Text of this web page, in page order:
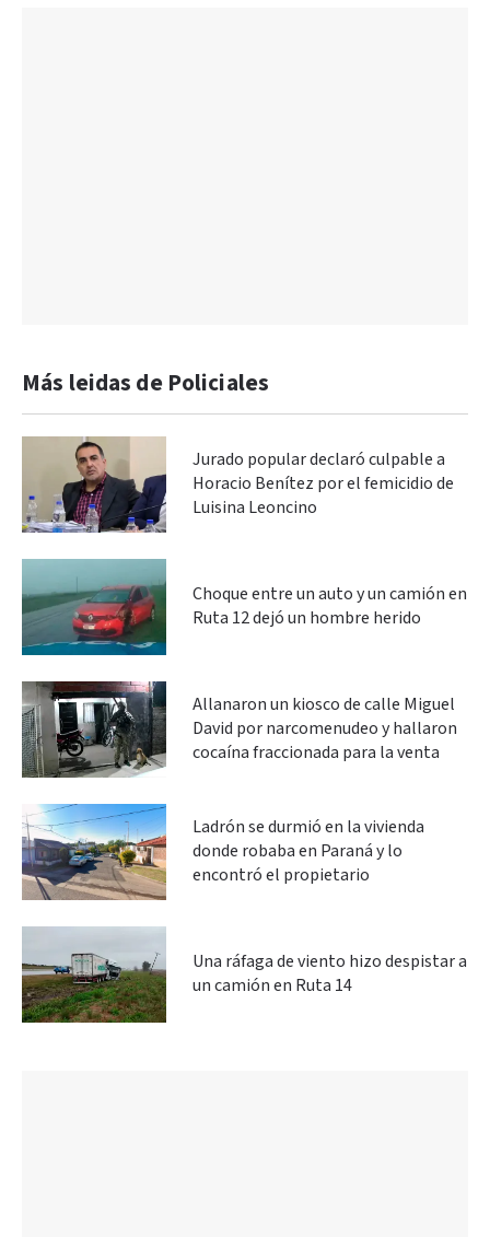
Más leidas de Policiales
Jurado popular declaró culpable a
Horacio Benítez por el femicidio de
Luisina Leoncino
Choque entre un auto y un camión en
Ruta 12 dejó un hombre herido
Allanaron un kiosco de calle Miguel
David por narcomenudeo y hallaron
cocaína fraccionada para la venta
Ladrón se durmió en la vivienda
donde robaba en Paraná y lo
encontró el propietario
Una ráfaga de viento hizo despistar a
un camión en Ruta 14